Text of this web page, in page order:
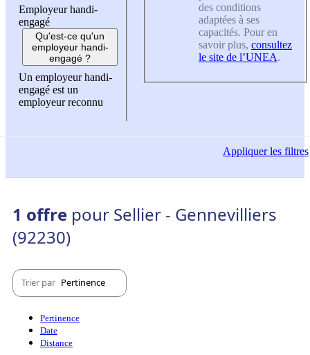
Employeur handi-
engagé
Qu'est-ce qu'un
employeur handi-
engagé ?
Un employeur handi-
engagé est un
employeur reconnu
des conditions
adaptées à ses
capacités. Pour en
savoir plus, consultez
le site de l’UNEA.
Appliquerles filtres
1 offre pour Sellier - Gennevilliers
(92230)
Trier par Pertinence
Pertinence
Date
Distance